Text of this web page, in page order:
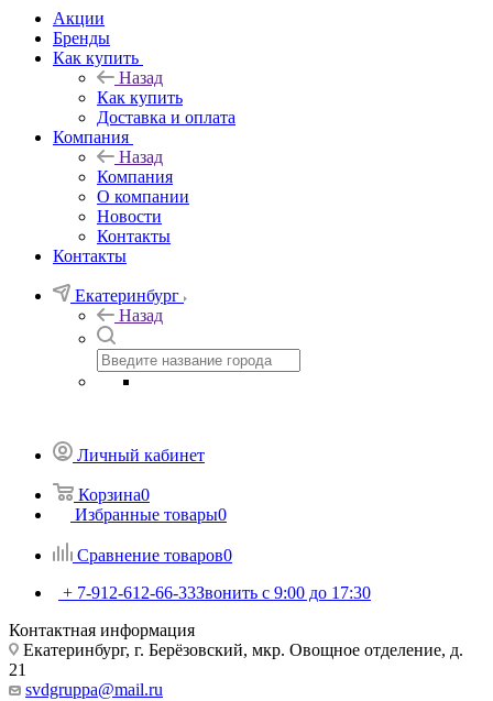
Акции
Бренды
Как купить
Назад
Как купить
Доставка и оплата
Компания
Назад
Компания
О компании
Новости
Контакты
Контакты
Екатеринбург
Назад
Личный кабинет
Корзина0
Избранные товары0
Сравнение товаров0
+ 7-912-612-66-33Звонить с 9:00 до 17:30
Контактная информация
Екатеринбург, г. Берёзовский, мкр. Овощное отделение, д.
21
svdgruppa@mail.ru